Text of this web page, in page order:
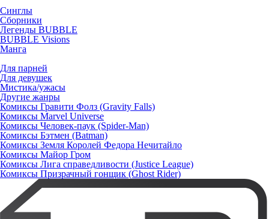
Синглы
Сборники
Легенды BUBBLE
BUBBLE Visions
Манга
Для парней
Для девушек
Мистика/ужасы
Другие жанры
Комиксы Гравити Фолз (Gravity Falls)
Комиксы Marvel Universe
Комиксы Человек-паук (Spider-Man)
Комиксы Бэтмен (Batman)
Комиксы Земля Королей Федора Нечитайло
Комиксы Майор Гром
Комиксы Лига справедливости (Justice League)
Комиксы Призрачный гонщик (Ghost Rider)